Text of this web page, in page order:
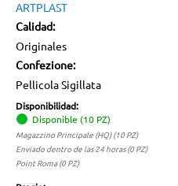
ARTPLAST
Calidad:
Originales
Confezione:
Pellicola Sigillata
Disponibilidad:
Disponible (10 PZ)
Magazzino Principale (HQ) (10 PZ)
Enviado dentro de las 24 horas (0 PZ)
Point Roma (0 PZ)